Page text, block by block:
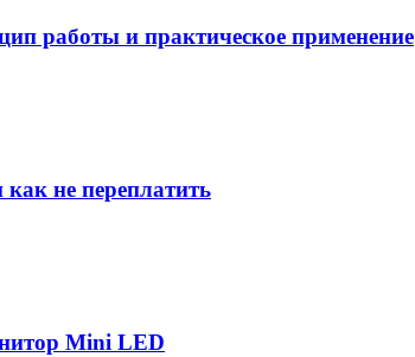
работы и практическое применение
не переплатить
Mini LED